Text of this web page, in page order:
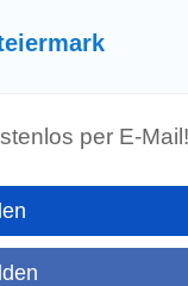
neurologische
Als stv.
per E-Mail!